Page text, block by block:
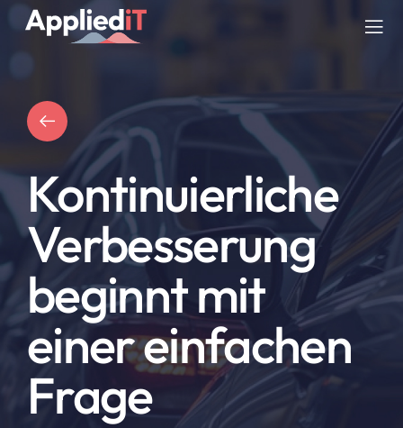
content
DIENSTLEISTUNGEN
LÖSUNGEN
UNTERNEHMEN
RESSOURCEN
BLOG
Kontinuierliche
Verbesserung
beginnt mit
einer einfachen
Frage